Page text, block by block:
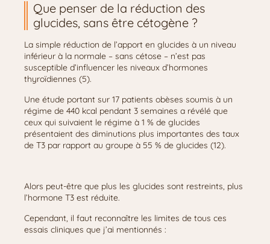
Que penser de la réduction des
glucides, sans être cétogène ?
La simple réduction de l’apport en glucides à un niveau
inférieur à la normale – sans cétose – n’est pas
susceptible d’influencer les niveaux d’hormones
thyroïdiennes (5).
Une étude portant sur 17 patients obèses soumis à un
régime de 440 kcal pendant 3 semaines a révélé que
ceux qui suivaient le régime à 1 % de glucides
présentaient des diminutions plus importantes des taux
de T3 par rapport au groupe à 55 % de glucides (12).
Alors peut-être que plus les glucides sont restreints, plus
l’hormone T3 est réduite.
Cependant, il faut reconnaître les limites de tous ces
essais cliniques que j’ai mentionnés :